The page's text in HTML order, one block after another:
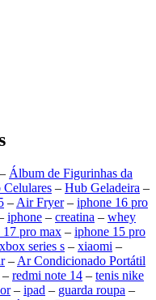
– Álbum de Figurinhas da
Celulares – Hub Geladeira –
–Air Fryer– iphone 16 pro
iphone – creatina – whey
17 pro max – iphone 15 pro
xbox series s – xiaomi –
–Ar Condicionado Portátil
– redmi note 14 – tenis nike
– ipad – guarda roupa –